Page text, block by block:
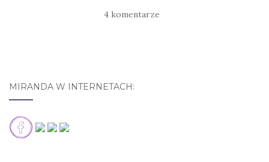
4 komentarze
MIRANDA W INTERNETACH: